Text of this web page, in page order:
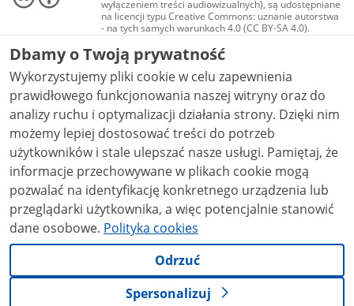
wyłączeniem treści audiowizualnych), są udostępniane
na licencji typu Creative Commons: uznanie autorstwa
- na tych samych warunkach 4.0 (CC BY-SA 4.0).
Materiały audiowizualne, w tym zdjęcia, materiały
audio i wideo, są udostępniane na licencji typu
Creative Commons: uznanie autorstwa użycie
niekomercyjne - bez utworów zależnych 4.0 (CC BY-
NC-ND 4.0), o ile nie jest to stwierdzone inaczej.
Dbamy o Twoją prywatność
Wykorzystujemy pliki cookie w celu zapewnienia
prawidłowego funkcjonowania naszej witryny oraz do
analizy ruchu i optymalizacji działania strony. Dzięki nim
możemy lepiej dostosować treści do potrzeb
użytkowników i stale ulepszać nasze usługi. Pamiętaj, że
informacje przechowywane w plikach cookie mogą
pozwalać na identyfikację konkretnego urządzenia lub
przeglądarki użytkownika, a więc potencjalnie stanowić
dane osobowe. Polityka cookies
Odrzuć
Spersonalizuj